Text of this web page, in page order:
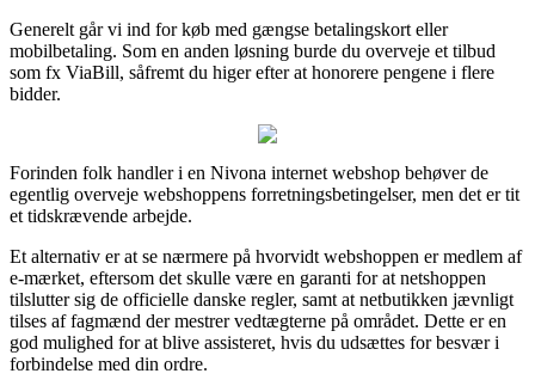
Generelt går vi ind for køb med gængse betalingskort eller
mobilbetaling. Som en anden løsning burde du overveje et tilbud
som fx ViaBill, såfremt du higer efter at honorere pengene i flere
bidder.
Forinden folk handler i en Nivona internet webshop behøver de
egentlig overveje webshoppens forretningsbetingelser, men det er tit
et tidskrævende arbejde.
Et alternativ er at se nærmere på hvorvidt webshoppen er medlem af
e-mærket, eftersom det skulle være en garanti for at netshoppen
tilslutter sig de officielle danske regler, samt at netbutikken jævnligt
tilses af fagmænd der mestrer vedtægterne på området. Dette er en
god mulighed for at blive assisteret, hvis du udsættes for besvær i
forbindelse med din ordre.